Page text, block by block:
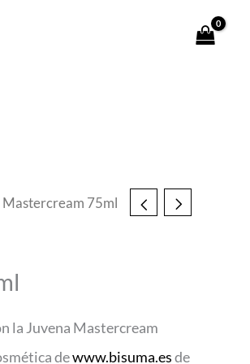
75ml
la Juvena Mastercream
dewww.bisuma.esde